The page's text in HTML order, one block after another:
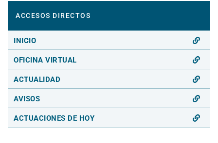
ACCESOS DIRECTOS
INICIO
OFICINA VIRTUAL
ACTUALIDAD
AVISOS
ACTUACIONES DE HOY